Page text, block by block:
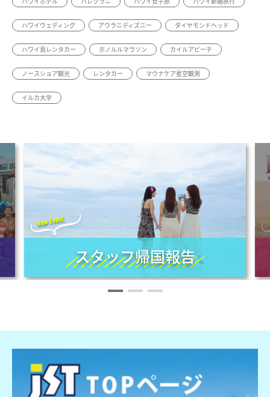
ハワイウェディング アウラニディズニー ダイヤモンドヘッド
ハワイ島レンタカー ホノルルマラソン カイルアビーチ
ノースショア観光 レンタカー マウナケア星空観測
イルカ大学
スタッフ帰国報告